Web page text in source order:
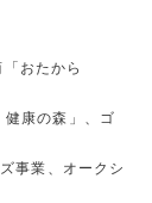
おたから
康の森」、ゴ
事業、オークシ